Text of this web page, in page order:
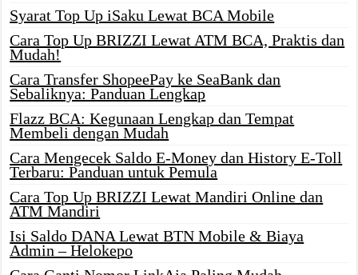
Syarat Top Up iSaku Lewat BCA Mobile
Cara Top Up BRIZZI Lewat ATM BCA, Praktis dan
Mudah!
Cara Transfer ShopeePay ke SeaBank dan
Sebaliknya: Panduan Lengkap
Flazz BCA: Kegunaan Lengkap dan Tempat
Membeli dengan Mudah
Cara Mengecek Saldo E-Money dan History E-Toll
Terbaru: Panduan untuk Pemula
Cara Top Up BRIZZI Lewat Mandiri Online dan
ATM Mandiri
Isi Saldo DANA Lewat BTN Mobile & Biaya
Admin – Helokepo